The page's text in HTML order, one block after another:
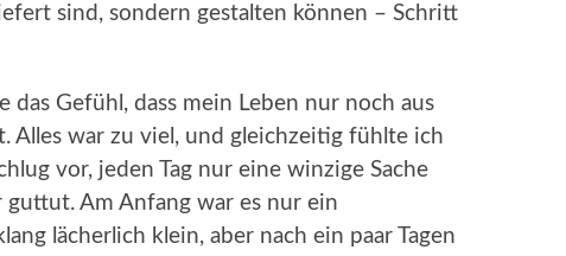
sind, sondern gestalten können – Schritt
das Gefühl, dass mein Leben nur noch aus
Alles war zu viel, und gleichzeitig fühlte ich
vor, jeden Tag nur eine winzige Sache
Am Anfang war es nur ein
lächerlich klein, aber nach ein paar Tagen